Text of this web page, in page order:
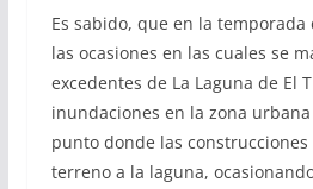
Es sabido, que en la
las ocasiones en las cuales se
excedentes de La Laguna de El
inundaciones en la zona
punto donde las
terreno a la laguna,